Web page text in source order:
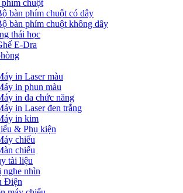
chuột
bàn phím chuột có dây
bàn phím chuột không dây
thái học
E-Dra
in Laser màu
in phun màu
in đa chức năng
in Laser đen trắng
in kim
& Phụ kiện
chiếu
chiếu
tài liệu
nghe nhìn
Điện